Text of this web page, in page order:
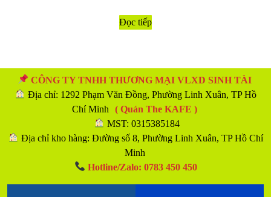
Đọc tiếp
CÔNG TY TNHH THƯƠNG MẠI VLXD SINH TÀI
Địa chỉ: 1292 Phạm Văn Đồng, Phường Linh Xuân, TP Hồ
Chí Minh
( Quán The KAFE )
MST: 0315385184
Địa chỉ kho hàng: Đường số 8, Phường Linh Xuân, TP Hồ Chí
Minh
Hotline/Zalo: 0783 450 450